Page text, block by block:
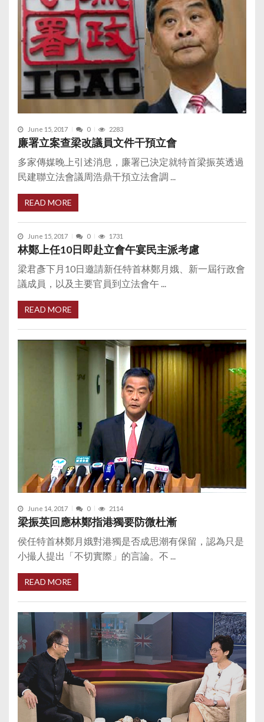
June 15, 2017 0 2283
廉署立案查梁改議員文件干預立會
多家傳媒晚上引述消息，廉署已決定就特首梁振英透過
民建聯立法會議周浩鼎干預立法會調 ...
READ MORE
June 15, 2017 0 1731
林鄭上任10日即赴立會午宴民主派考慮
梁君彥下月10日邀請新任特首林鄭月娥、新一屆行政會
議成員，以及主要官員到立法會午 ...
READ MORE
June 14, 2017 0 2114
梁振英回應林鄭指港獨要防微杜漸
侯任特首林鄭月娥對港獨是否成思潮有保留，認為只是
小撮人提出「不切實際」的言論。不 ...
READ MORE